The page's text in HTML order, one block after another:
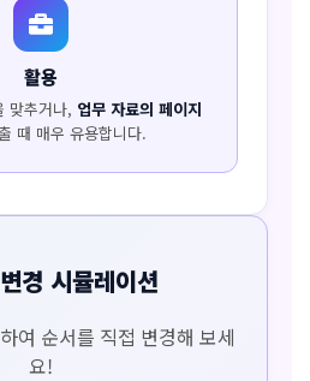
활용
맞추거나, 업무 자료의 페이지
때 매우 유용합니다.
경 시뮬레이션
하여 순서를 직접 변경해 보세
요!